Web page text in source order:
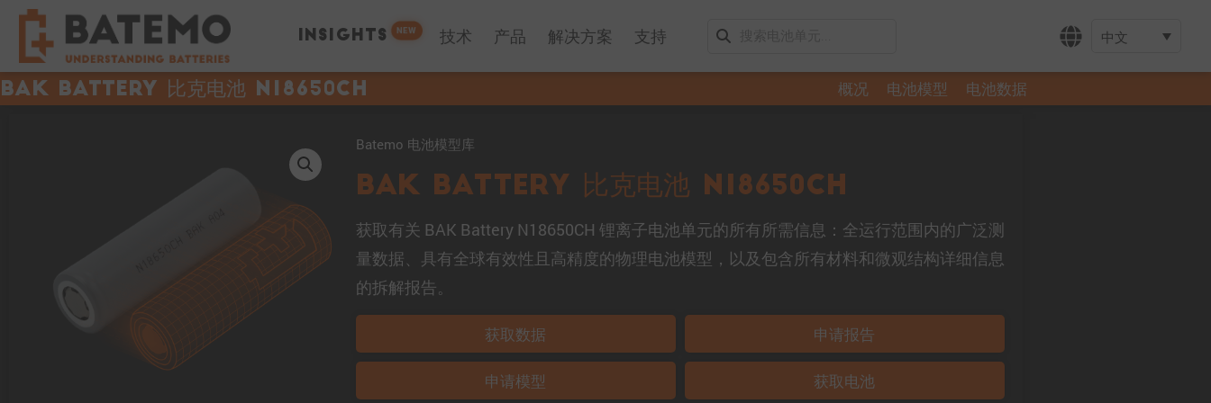
INSIGHTS NEW 技术 产品 解决方案 支持 中文
BAK Battery 比克电池 N18650CH 概况 电池模型 电池数据
Batemo 电池模型库
BAK Battery 比克电池 N18650CH
获取有关 BAK Battery N18650CH 锂离子电池单元的所有所需信息：全运行范围内的广泛测
量数据、具有全球有效性且高精度的物理电池模型，以及包含所有材料和微观结构详细信息
的拆解报告。
获取数据 申请报告
申请模型 获取电池